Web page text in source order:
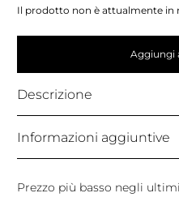
Il prodotto non è attualmente in
Aggiungi
Descrizione
Informazioni aggiuntive
Prezzo più basso negli